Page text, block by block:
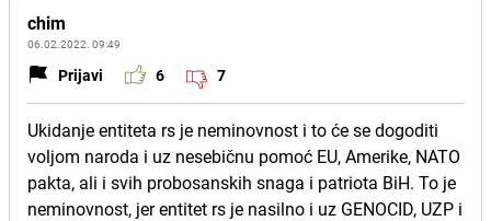
chim
06.02.2022. 09:49
Prijavi 6 7
Ukidanje entiteta rs je neminovnost i to će se dogoditi
voljom naroda i uz nesebičnu pomoć EU, Amerike, NATO
pakta, ali i svih probosanskih snaga i patriota BiH. To je
neminovnost, jer entitet rs je nasilno i uz GENOCID, UZP i